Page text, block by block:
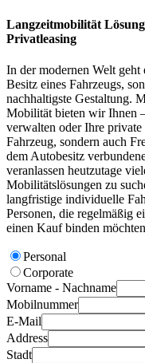
Langzeitmobilität
Privatleasing
In der modernen Welt
Besitz eines Fahrzeugs,
nachhaltigste Gestaltung.
Mobilität bieten wir Ihnen
verwalten oder Ihre
Fahrzeug, sondern auch
dem Autobesitz
veranlassen heutzutage
Mobilitätslösungen zu
langfristige individuelle
Personen, die regelmäßig
einen Kauf binden
Personal
Corporate
Vorname - Nachname
Mobilnummer
E-Mail
Address
Stadt